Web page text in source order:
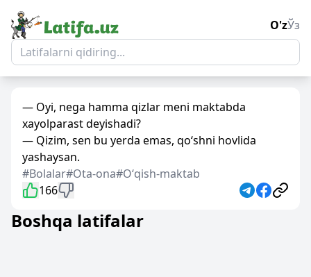
O'zЎз
— Oyi, nega hamma qizlar meni maktabda
xayolparast deyishadi?
— Qizim, sen bu yerda emas, qo‘shni hovlida
yashaysan.
#Bolalar#Ota-ona#Oʻqish-maktab
166
Boshqa latifalar